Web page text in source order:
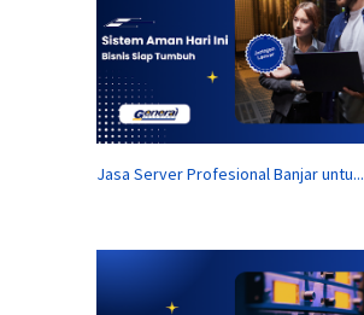
Jasa Server Profesional Banjar untu...